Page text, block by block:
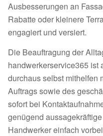
Ausbesserungen an
Rabatte oder kleinere
engagiert und versiert.
Die Beauftragung der
handwerkerservice365 ist
durchaus selbst mithelfen
Auftrags sowie des
sofort bei
genügend
Handwerker einfach